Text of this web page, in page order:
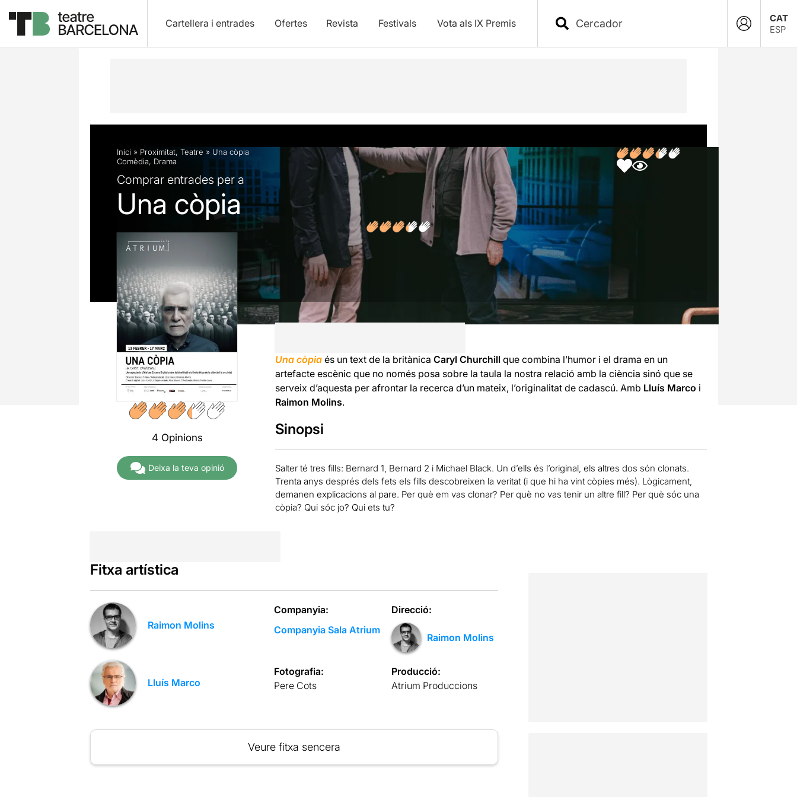
Cartellera i entrades Ofertes Revista Festivals Vota als IX Premis
CAT
ESP
Descripció Fitxa artística Fotos i vídeos Opinions Articles
Inici » Proximitat, Teatre » Una còpia
Comèdia, Drama
Comprar entrades per a
Una còpia
4 Opinions
Deixa la teva opinió
Una còpia és un text de la britànica Caryl Churchill que combina l’humor i el drama en un
artefacte escènic que no només posa sobre la taula la nostra relació amb la ciència sinó que se
serveix d’aquesta per afrontar la recerca d’un mateix, l’originalitat de cadascú. Amb Lluís Marco i
Raimon Molins.
Sinopsi
Salter té tres fills: Bernard 1, Bernard 2 i Michael Black. Un d’ells és l’original, els altres dos són clonats.
Trenta anys després dels fets els fills descobreixen la veritat (i que hi ha vint còpies més). Lògicament,
demanen explicacions al pare. Per què em vas clonar? Per què no vas tenir un altre fill? Per què sóc una
còpia? Qui sóc jo? Qui ets tu?
Fitxa artística
Raimon Molins
Lluís Marco
Companyia:
Companyia Sala Atrium
Direcció:
Raimon Molins
Fotografia:
Pere Cots
Producció:
Atrium Produccions
Veure fitxa sencera